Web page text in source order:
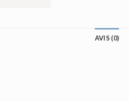
AVIS (0)